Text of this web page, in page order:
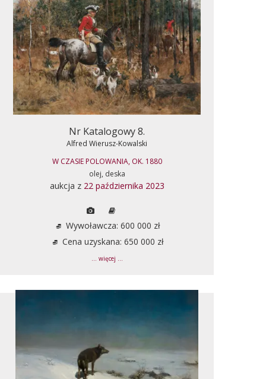
Nr Katalogowy 8.
Alfred Wierusz-Kowalski
W CZASIE POLOWANIA, OK. 1880
olej, deska
aukcja z 22 października 2023
Wywoławcza: 600 000 zł
Cena uzyskana: 650 000 zł
... więcej ...